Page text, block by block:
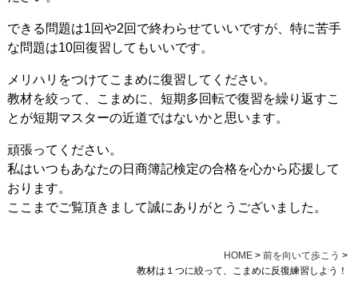
できる問題は1回や2回で終わらせていいですが、特に苦手
な問題は10回復習してもいいです。
メリハリをつけてこまめに復習してください。
教材を絞って、こまめに、短期多回転で復習を繰り返すこ
とが短期マスターの近道ではないかと思います。
頑張ってください。
私はいつもあなたの日商簿記検定の合格を心から応援して
おります。
ここまでご覧頂きまして誠にありがとうございました。
HOME> 前を向いて歩こう >
教材は１つに絞って、こまめに反復練習しよう！